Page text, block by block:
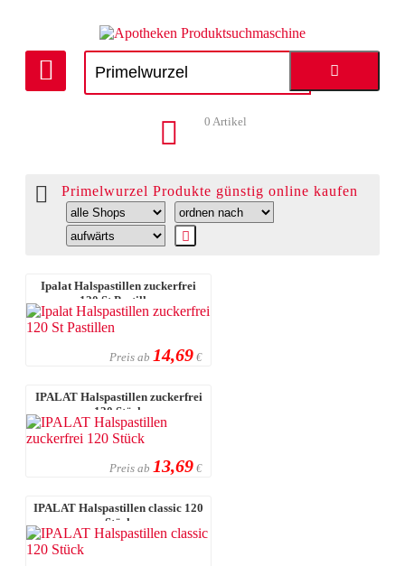
0 Artikel
Primelwurzel Produkte günstig online kaufen
Ipalat Halspastillen zuckerfrei
120 St Pastillen
Preis ab 14,69 €
IPALAT Halspastillen zuckerfrei
120 Stück
Preis ab 13,69 €
IPALAT Halspastillen classic 120
Stück